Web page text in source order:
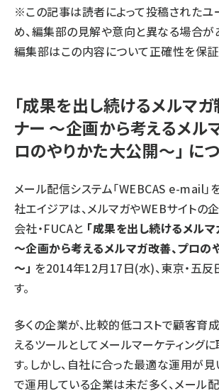
※この記事は読者によって投稿されたユ
め、編集部の見解や意向と異なる場合が
編集部はこの内容について正確性を保証
「成果を出し続けるメルマ
ナー ～企画から考えるメル
ロのやりかた大公開～」 に
メール配信システム「WEBCAS e-mail」
社エイジアは、メルマガやWEBサイトの
会社・FUCAと 「成果を出し続けるメル
～企画から考えるメルマガ改善、プロの
～」 を2014年12月17日(水)、東京・五反
す。
多くの企業が、比較的低コストで顧客育
えるツールとしてメールマーケティング
す。しかし、自社に合った最適な運用が
で運用している企業は未だ多く、メール